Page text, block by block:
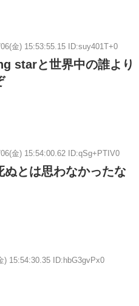
金) 15:53:55.15 ID:suy401T+0
starと世界中の誰より
金) 15:54:00.62 ID:qSg+PTIV0
ぬとは思わなかったな
) 15:54:30.35 ID:hbG3gvPx0